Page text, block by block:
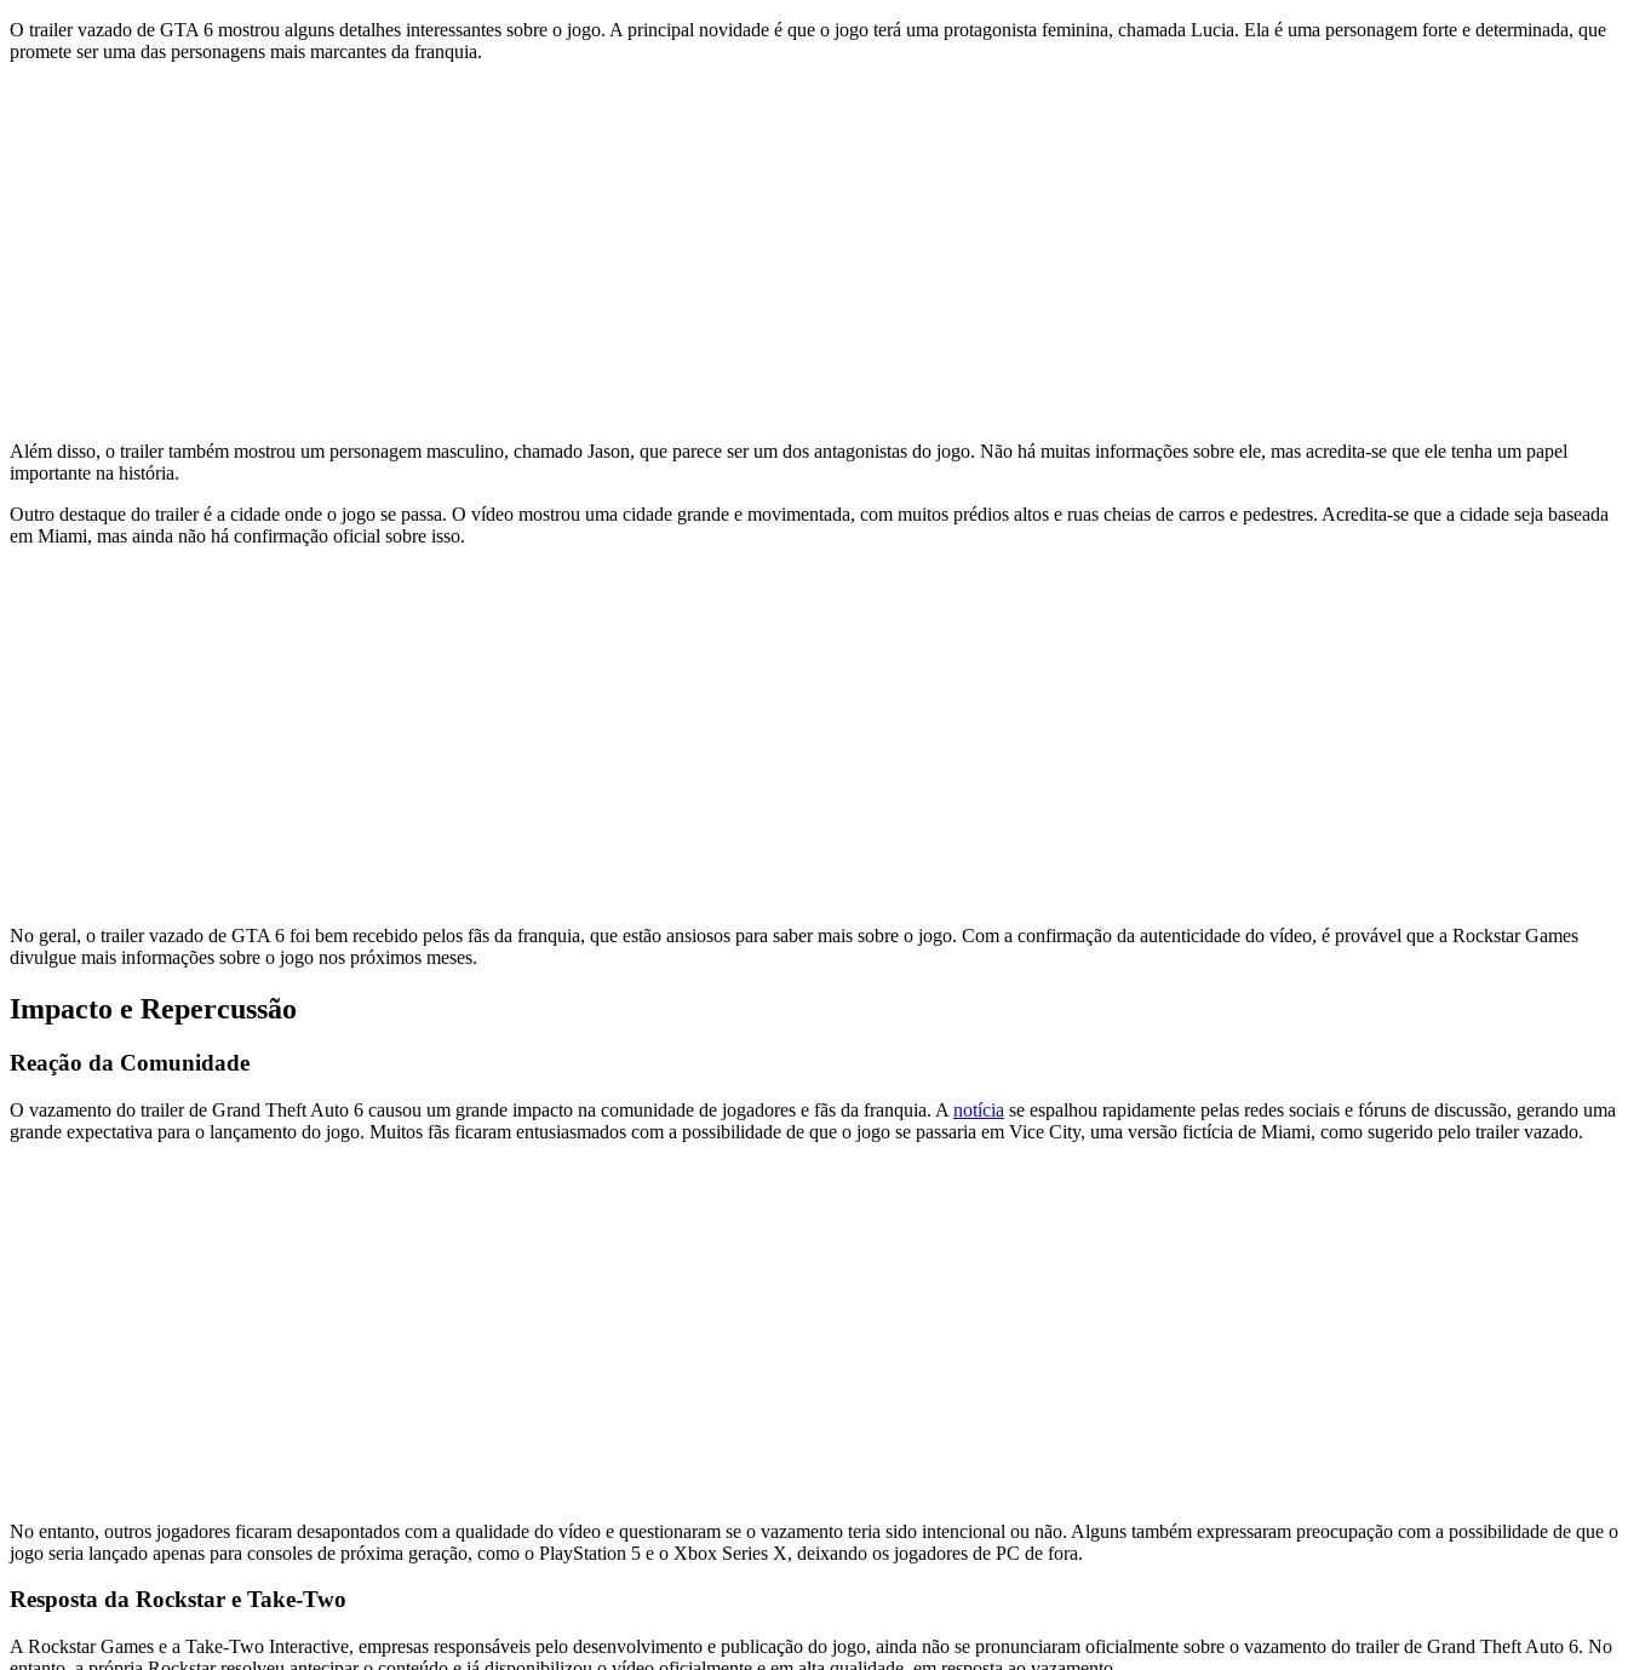
O trailer vazado de GTA 6 mostrou alguns detalhes interessantes sobre o jogo. A principal novidade é que o jogo terá uma protagonista feminina, chamada Lucia. Ela é uma personagem forte e determinada, que
promete ser uma das personagens mais marcantes da franquia.
Além disso, o trailer também mostrou um personagem masculino, chamado Jason, que parece ser um dos antagonistas do jogo. Não há muitas informações sobre ele, mas acredita-se que ele tenha um papel
importante na história.
Outro destaque do trailer é a cidade onde o jogo se passa. O vídeo mostrou uma cidade grande e movimentada, com muitos prédios altos e ruas cheias de carros e pedestres. Acredita-se que a cidade seja baseada
em Miami, mas ainda não há confirmação oficial sobre isso.
No geral, o trailer vazado de GTA 6 foi bem recebido pelos fãs da franquia, que estão ansiosos para saber mais sobre o jogo. Com a confirmação da autenticidade do vídeo, é provável que a Rockstar Games
divulgue mais informações sobre o jogo nos próximos meses.
Impacto e Repercussão
Reação da Comunidade
O vazamento do trailer de Grand Theft Auto 6 causou um grande impacto na comunidade de jogadores e fãs da franquia. A notícia se espalhou rapidamente pelas redes sociais e fóruns de discussão, gerando uma
grande expectativa para o lançamento do jogo. Muitos fãs ficaram entusiasmados com a possibilidade de que o jogo se passaria em Vice City, uma versão fictícia de Miami, como sugerido pelo trailer vazado.
No entanto, outros jogadores ficaram desapontados com a qualidade do vídeo e questionaram se o vazamento teria sido intencional ou não. Alguns também expressaram preocupação com a possibilidade de que o
jogo seria lançado apenas para consoles de próxima geração, como o PlayStation 5 e o Xbox Series X, deixando os jogadores de PC de fora.
Resposta da Rockstar e Take-Two
A Rockstar Games e a Take-Two Interactive, empresas responsáveis pelo desenvolvimento e publicação do jogo, ainda não se pronunciaram oficialmente sobre o vazamento do trailer de Grand Theft Auto 6. No